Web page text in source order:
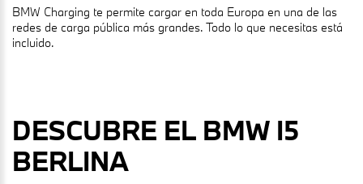
BMW Charging te permite cargar en toda Europa en una de las
redes de carga pública más grandes. Todo lo que necesitas está
incluido.
DESCUBRE EL BMW I5
BERLINA